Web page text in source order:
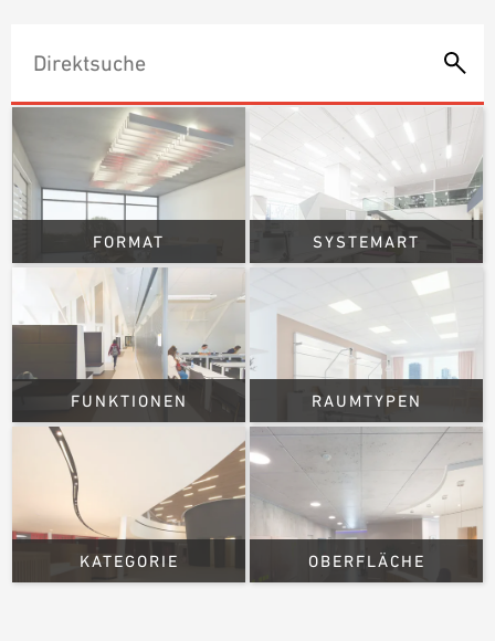
BIM/REVIT BIBLIOTHEK
OWA-SCHULUNGEN
MUSTERBESTELLUNG
FORMAT SYSTEMART
FUNKTIONEN RAUMTYPEN
KATEGORIE OBERFLÄCHE